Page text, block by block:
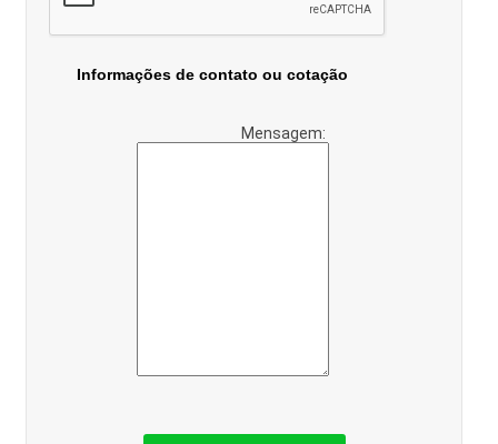
Informações de contato ou cotação
Mensagem: